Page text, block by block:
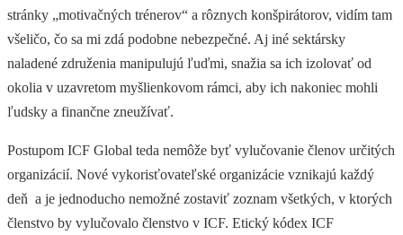
stránky „motivačných trénerov“ a rôznych konšpirátorov, vidím tam
všeličo, čo sa mi zdá podobne nebezpečné. Aj iné sektársky
naladené združenia manipulujú ľuďmi, snažia sa ich izolovať od
okolia v uzavretom myšlienkovom rámci, aby ich nakoniec mohli
ľudsky a finančne zneužívať.
Postupom ICF Global teda nemôže byť vylučovanie členov určitých
organizácií. Nové vykorisťovateľské organizácie vznikajú každý
deň a je jednoducho nemožné zostaviť zoznam všetkých, v ktorých
členstvo by vylučovalo členstvo v ICF. Etický kódex ICF